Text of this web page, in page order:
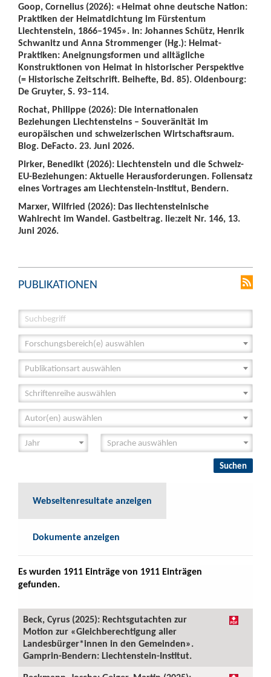
Goop, Cornelius (2026): «Heimat ohne deutsche Nation:
Praktiken der Heimatdichtung im Fürstentum
Liechtenstein, 1866–1945». In: Johannes Schütz, Henrik
Schwanitz und Anna Strommenger (Hg.): Heimat-
Praktiken: Aneignungsformen und alltägliche
Konstruktionen von Heimat in historischer Perspektive
(= Historische Zeitschrift. Beihefte, Bd. 85). Oldenbourg:
De Gruyter, S. 93–114.
Rochat, Philippe (2026): Die internationalen
Beziehungen Liechtensteins – Souveränität im
europäischen und schweizerischen Wirtschaftsraum.
Blog. DeFacto. 23. Juni 2026.
Pirker, Benedikt (2026): Liechtenstein und die Schweiz-
EU-Beziehungen: Aktuelle Herausforderungen. Foliensatz
eines Vortrages am Liechtenstein-Institut, Bendern.
Marxer, Wilfried (2026): Das liechtensteinische
Wahlrecht im Wandel. Gastbeitrag. lie:zeit Nr. 146, 13.
Juni 2026.
PUBLIKATIONEN
Forschungsbereich(e) auswählen
Publikationsart auswählen
Schriftenreihe auswählen
Autor(en) auswählen
Webseitenresultate anzeigen
Dokumente anzeigen
Es wurden 1911 Einträge von 1911 Einträgen
gefunden.
Beck, Cyrus (2025): Rechtsgutachten zur
Motion zur «Gleichberechtigung aller
Landesbürger*innen in den Gemeinden».
Gamprin-Bendern: Liechtenstein-Institut.